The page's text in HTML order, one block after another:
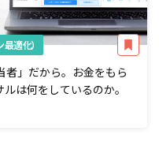
適化）
者」だから。お金をもら
は何をしているのか。